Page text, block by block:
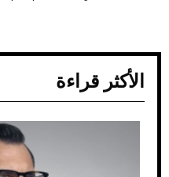
الأكثر قراءة